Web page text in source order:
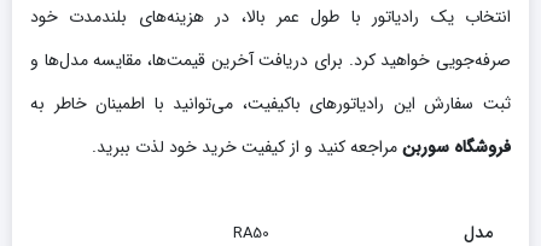
انتخاب یک رادیاتور با طول عمر بالا، در هزینه‌های بلندمدت خود
صرفه‌جویی خواهید کرد. برای دریافت آخرین قیمت‌ها، مقایسه مدل‌ها و
ثبت سفارش این رادیاتورهای باکیفیت، می‌توانید با اطمینان خاطر به
فروشگاه سوربنمراجعه کنید و از کیفیت خرید خود لذت ببرید.
مدل RA50